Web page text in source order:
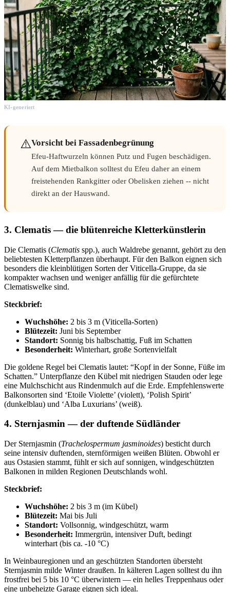
KI-generiert
⚠️Vorsicht bei Fassadenbegrünung
Efeu-Haftwurzeln können Putz und Fugen beschädigen.
Auf dem Mietbalkon solltest du Efeu daher an einem
freistehenden Rankgitter oder Obelisken ziehen -- nicht
direkt an der Hauswand.
3. Clematis — die blütenreiche Kletterkünstlerin
Die Clematis (Clematis spp.), auch Waldrebe genannt, gehört zu den
beliebtesten Kletterpflanzen überhaupt. Für den Balkon eignen sich
besonders die kleinblütigen Sorten der Viticella-Gruppe, da sie
kompakter wachsen und weniger anfällig für die gefürchtete
Clematiswelke sind.
Steckbrief:
Wuchshöhe: 2 bis 3 m (Viticella-Sorten)
Blütezeit: Juni bis September
Standort: Sonnig bis halbschattig, Fuß im Schatten
Besonderheit: Winterhart, große Sortenvielfalt
Die goldene Regel bei Clematis lautet: “Kopf in der Sonne, Füße im
Schatten.” Unterpflanze den Kübel mit niedrigen Stauden oder lege
eine Mulchschicht aus Rindenmulch auf die Erde. Empfehlenswerte
Balkonsorten sind ‘Etoile Violette’ (violett), ‘Polish Spirit’
(dunkelblau) und ‘Alba Luxurians’ (weiß).
4. Sternjasmin — der duftende Südländer
Der Sternjasmin (Trachelospermum jasminoides) besticht durch
seine intensiv duftenden, sternförmigen weißen Blüten. Obwohl er
aus Ostasien stammt, fühlt er sich auf sonnigen, windgeschützten
Balkonen in milden Regionen Deutschlands wohl.
Steckbrief:
Wuchshöhe: 2 bis 3 m (im Kübel)
Blütezeit: Mai bis Juli
Standort: Vollsonnig, windgeschützt, warm
Besonderheit: Immergrün, intensiver Duft, bedingt
winterhart (bis ca. -10 °C)
In Weinbauregionen und an geschützten Standorten übersteht
Sternjasmin milde Winter draußen. In kälteren Lagen solltest du ihn
frostfrei bei 5 bis 10 °C überwintern — ein helles Treppenhaus oder
eine unbeheizte Garage eignen sich ideal.